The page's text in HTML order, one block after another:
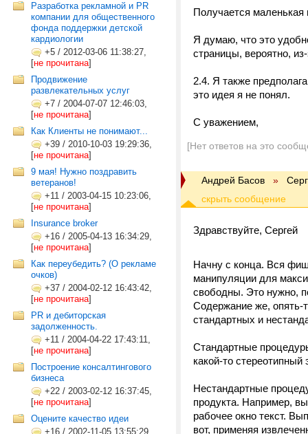
Разработка рекламной и PR
компании для общественного
фонда поддержки детской
кардиологии
+5 / 2012-03-06 11:38:27,
[не прочитана]
Продвижение
развлекательных услуг
+7 / 2004-07-07 12:46:03,
[не прочитана]
Как Клиенты не понимают...
+39 / 2010-10-03 19:29:36,
[не прочитана]
9 мая! Нужно поздравить
ветеранов!
+11 / 2003-04-15 10:23:06,
[не прочитана]
Insurance broker
+16 / 2005-04-13 16:34:29,
[не прочитана]
Как переубедить? (О рекламе
очков)
+37 / 2004-02-12 16:43:42,
[не прочитана]
PR и дебиторская
задолженность.
+11 / 2004-04-22 17:43:11,
[не прочитана]
Построение консалтингового
бизнеса
+22 / 2003-02-12 16:37:45,
[не прочитана]
Оцените качество идеи
+16 / 2002-11-05 13:55:29,
Получается
Я думаю, что это
страницы, вероятно,
2.4. Я также
это идея я не понял.
С уважением,
[Нет ответов на это
Андрей Басов »
Здравствуйте, Сергей
Начну с конца. Вся
манипуляции для
свободны. Это нужно,
Содержание же, опять-
стандартных и
Стандартные
какой-то
Нестандартные
продукта. Например,
рабочее окно текст.
вот, применяя